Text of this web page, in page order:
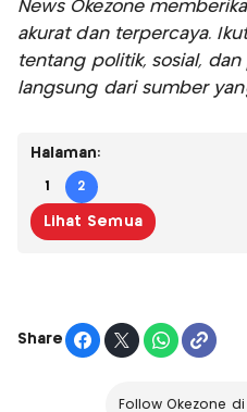
News Okezone
akurat dan terpercaya.
tentang politik, sosial,
langsung dari sumber
Halaman:
1 2
Lihat Semua
Share
Follow Okezone